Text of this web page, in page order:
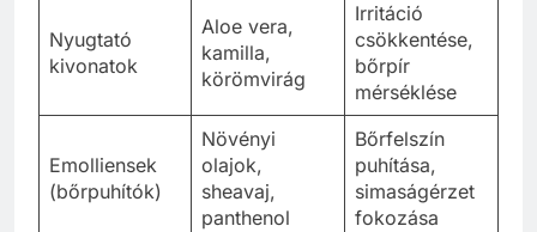
Nyugtató
kivonatok
Aloe vera,
kamilla,
körömvirág
Irritáció
csökkentése,
bőrpír
mérséklése
Emolliensek
(bőrpuhítók)
Növényi
olajok,
sheavaj,
panthenol
Bőrfelszín
puhítása,
simaságérzet
fokozása